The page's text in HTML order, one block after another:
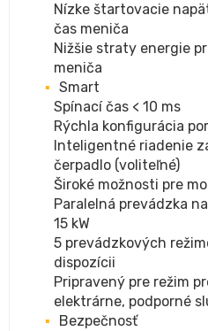
Nízke štartovacie
čas meniča
Nižšie straty energie
meniča
Smart
Spínací čas < 10 ms
Rýchla konfigurácia
Inteligentné riadenie
čerpadlo (voliteľné)
Široké možnosti pre
Paralelná prevádzka
15 kW
5 prevádzkových
dispozícii
Pripravený pre režim
elektrárne, podporné
Bezpečnosť